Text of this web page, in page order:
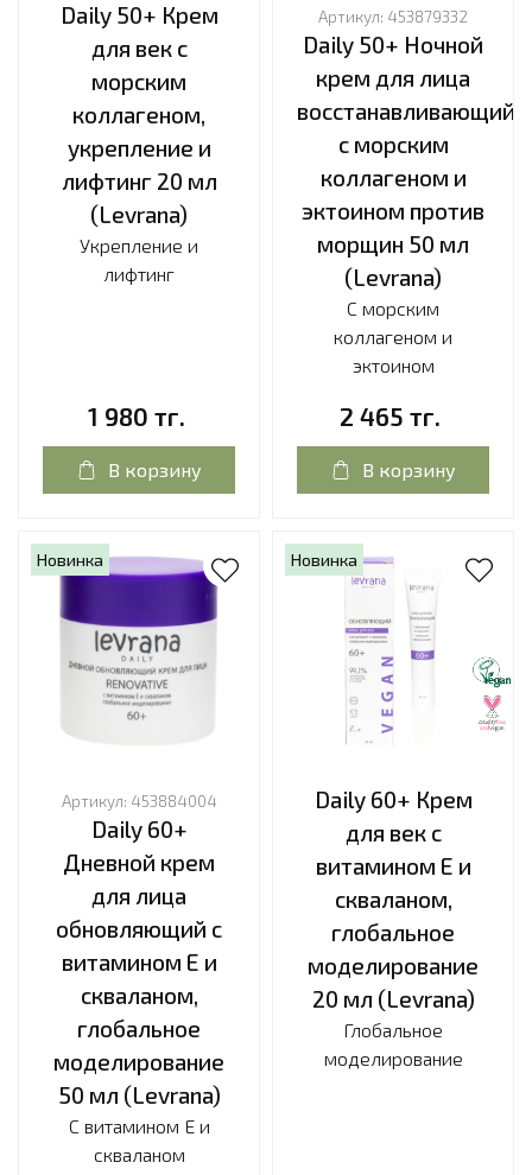
Daily 50+ Крем
для век с
морским
коллагеном,
укрепление и
лифтинг 20 мл
(Levrana)
Укрепление и
лифтинг
1 980 тг.
В корзину
Артикул: 453879332
Daily 50+ Ночной
крем для лица
восстанавливающий
с морским
коллагеном и
эктоином против
морщин 50 мл
(Levrana)
С морским
коллагеном и
эктоином
2 465 тг.
В корзину
Новинка
Артикул: 453884004
Daily 60+
Дневной крем
для лица
обновляющий с
витамином Е и
скваланом,
глобальное
моделирование
50 мл (Levrana)
С витамином Е и
скваланом
Новинка
Daily 60+ Крем
для век с
витамином Е и
скваланом,
глобальное
моделирование
20 мл (Levrana)
Глобальное
моделирование